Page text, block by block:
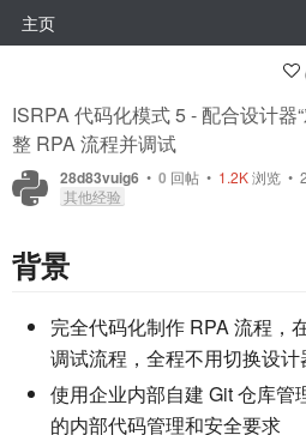
主页
ISRPA 代码化模式 5 - 配合设计器
整 RPA 流程并调试
28d83vuig6 • 0 回帖 • 1.2K浏览 •
其他经验
背景
完全代码化制作 RPA 流程，
调试流程，全程不用切换设计
使用企业内部自建 Git 仓库管
的内部代码管理和安全要求